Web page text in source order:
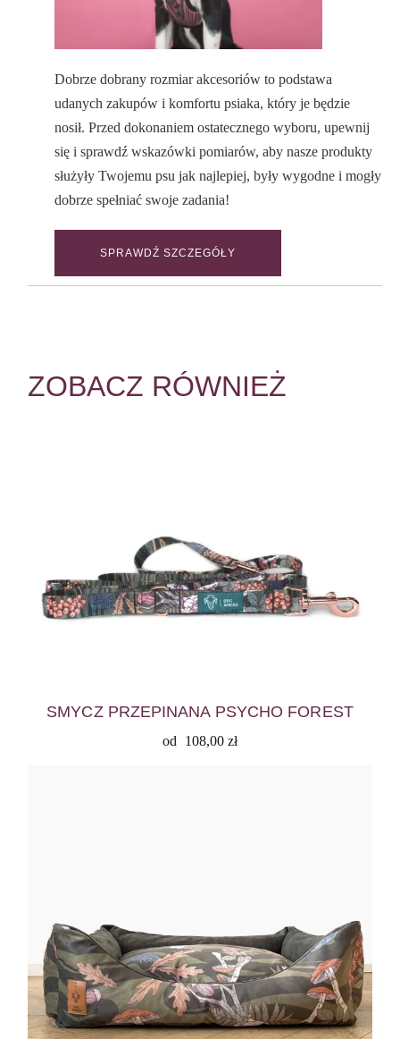
Dobrze dobrany rozmiar akcesoriów to podstawa
udanych zakupów i komfortu psiaka, który je będzie
nosił. Przed dokonaniem ostatecznego wyboru, upewnij
się i sprawdź wskazówki pomiarów, aby nasze produkty
służyły Twojemu psu jak najlepiej, były wygodne i mogły
dobrze spełniać swoje zadania!
SPRAWDŹ SZCZEGÓŁY
ZOBACZ RÓWNIEŻ
SMYCZ PRZEPINANA PSYCHO FOREST
od 108,00 zł